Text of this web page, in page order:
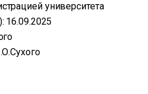
университета
16.09.2025